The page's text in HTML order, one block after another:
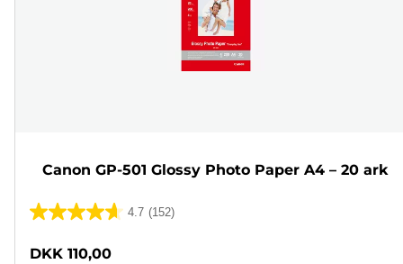
Canon GP-501 Glossy Photo Paper A4 – 20 ark
4.7 (152)
4.7
DKK 110,00